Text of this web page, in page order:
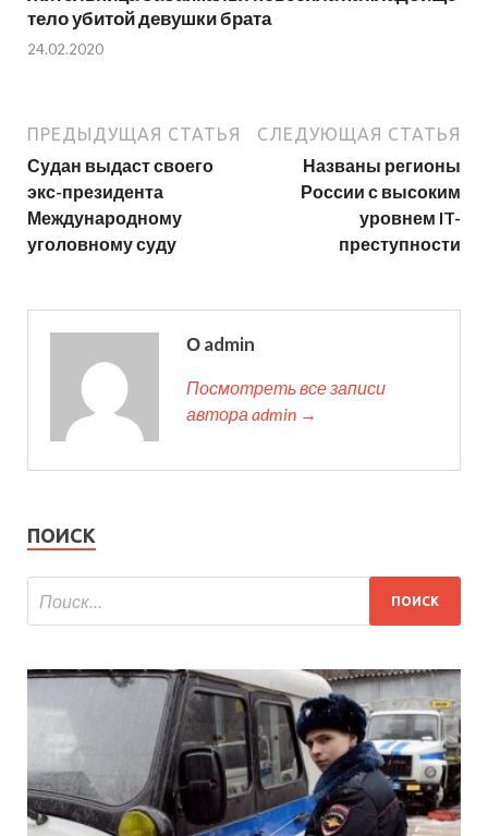
тело убитой девушки брата
24.02.2020
ПРЕДЫДУЩАЯ СТАТЬЯ
Судан выдаст своего
экс-президента
Международному
уголовному суду
СЛЕДУЮЩАЯ СТАТЬЯ
Названы регионы
России с высоким
уровнем IT-
преступности
О admin
Посмотреть все записи
автора admin →
ПОИСК